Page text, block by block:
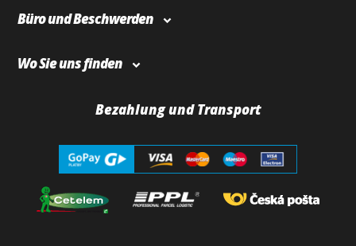
Büro und Beschwerden
Wo Sie uns finden
Bezahlung und Transport